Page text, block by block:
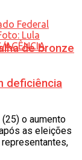
de bronze
deficiência
Federal
Lula
o aumento
as eleições